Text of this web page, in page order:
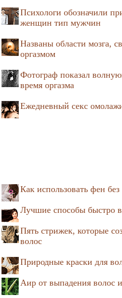
Психологи обозначили
женщин тип мужчин
Названы области мозга,
оргазмом
Фотограф показал
время оргазма
Ежедневный секс
Как использовать фен
Лучшие способы быстро
Пять стрижек, которые
волос
Природные краски для
Аир от выпадения волос